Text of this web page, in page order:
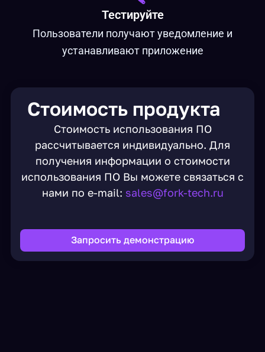
Тестируйте
Пользователи получают уведомление и
устанавливают приложение
Стоимость продукта
Стоимость использования ПО
рассчитывается индивидуально. Для
получения информации о стоимости
использования ПО Вы можете связаться с
нами по e-mail: sales@fork-tech.ru
Запросить демонстрацию